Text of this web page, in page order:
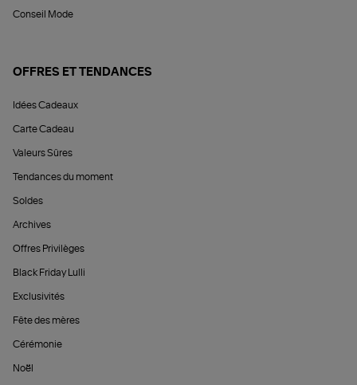
Conseil Mode
OFFRES ET TENDANCES
Idées Cadeaux
Carte Cadeau
Valeurs Sûres
Tendances du moment
Soldes
Archives
Offres Privilèges
Black Friday Lulli
Exclusivités
Fête des mères
Cérémonie
Noël